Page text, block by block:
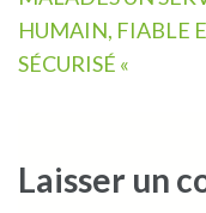
HUMAIN, FIABLE
SÉCURISÉ «
Laisser un